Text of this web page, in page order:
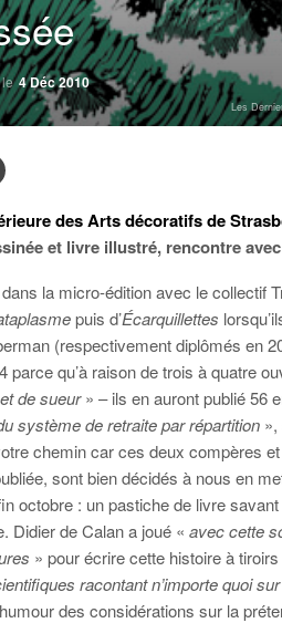
le4 Déc 2010
Les
des Arts décoratifs de
et livre illustré, rencontre
la micro-édition avec le collectif
puis d’Écarquillettes
(respectivement diplômés en
parce qu’à raison de trois à quatre
de sueur» – ils en auront publié 56
système de retraite par répartition
chemin car ces deux compères
sont bien décidés à nous en
octobre : un pastiche de livre
Didier de Calan a joué « avec cette
» pour écrire cette histoire à
racontant n’importe quoi
des considérations sur la